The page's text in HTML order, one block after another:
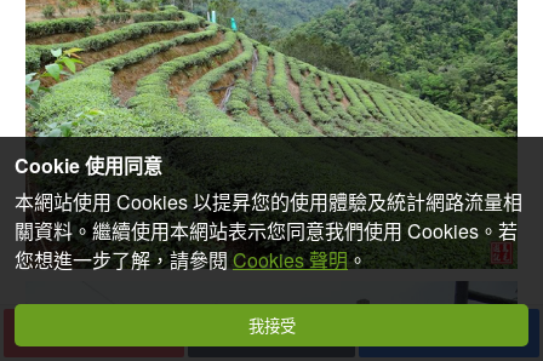
下一篇
Cookie 使用同意
本網站使用 Cookies 以提昇您的使用體驗及統計網路流量相
關資料。繼續使用本網站表示您同意我們使用 Cookies。若
您想進一步了解，請參閱Cookies 聲明。
我接受